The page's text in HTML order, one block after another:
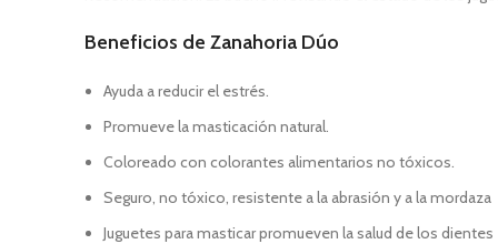
Beneficios de Zanahoria Dúo
Ayuda a reducir el estrés.
Promueve la masticación natural.
Coloreado con colorantes alimentarios no tóxicos.
Seguro, no tóxico, resistente a la abrasión y a la mordaza
Juguetes para masticar promueven la salud de los dientes